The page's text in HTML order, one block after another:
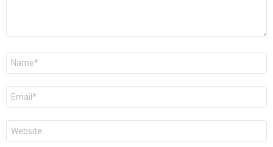
electrónico
*